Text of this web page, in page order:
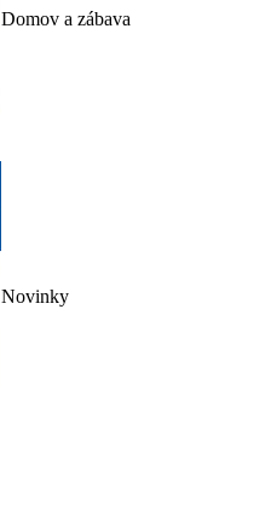
Domov a zábava
Novinky